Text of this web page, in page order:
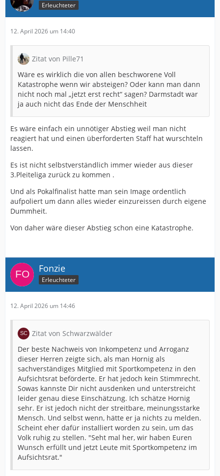
Erleuchteter
12. April 2026 um 14:40
Zitat von Pille71
Wäre es wirklich die von allen beschworene Voll
Katastrophe wenn wir absteigen? Oder kann man dann
nicht noch mal „jetzt erst recht“ sagen? Darmstadt war
ja auch nicht das Ende der Menschheit
Es wäre einfach ein unnötiger Abstieg weil man nicht
reagiert hat und einen überforderten Staff hat wurschteln
lassen.
Es ist nicht selbstverständlich immer wieder aus dieser
3.Pleiteliga zurück zu kommen .
Und als Pokalfinalist hatte man sein Image ordentlich
aufpoliert um dann alles wieder einzureissen durch eigene
Dummheit.
Von daher wäre dieser Abstieg schon eine Katastrophe.
Fonzie
Erleuchteter
12. April 2026 um 14:46
Zitat von Schwarzwälder
Der beste Nachweis von Inkompetenz und Arroganz
dieser Herren zeigte sich, als man Hornig als
sachverständiges Mitglied mit Sportkompetenz in den
Aufsichtsrat beförderte. Er hat jedoch kein Stimmrecht.
Sowas kannste Dir nicht ausdenken und unterstreicht
leider genau diese Einschätzung. Ich schätze Hornig
sehr. Er ist jedoch nicht der streitbare, meinungsstarke
Mensch. Und selbst wenn, hätte er ja nichts zu melden.
Scheint eher dafür installiert worden zu sein, um das
Volk ruhig zu stellen. "Seht mal her, wir haben Euren
Wunsch erfüllt und jetzt Leute mit Sportkompetenz im
Aufsichtsrat."